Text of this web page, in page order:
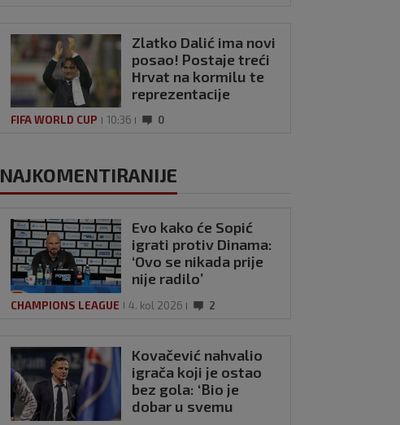
Zlatko Dalić ima novi
posao! Postaje treći
Hrvat na kormilu te
reprezentacije
FIFA WORLD CUP 10:36 0
NAJKOMENTIRANIJE
Evo kako će Sopić
igrati protiv Dinama:
‘Ovo se nikada prije
nije radilo’
CHAMPIONS LEAGUE 4. kol 2026 2
Kovačević nahvalio
igrača koji je ostao
bez gola: ‘Bio je
dobar u svemu